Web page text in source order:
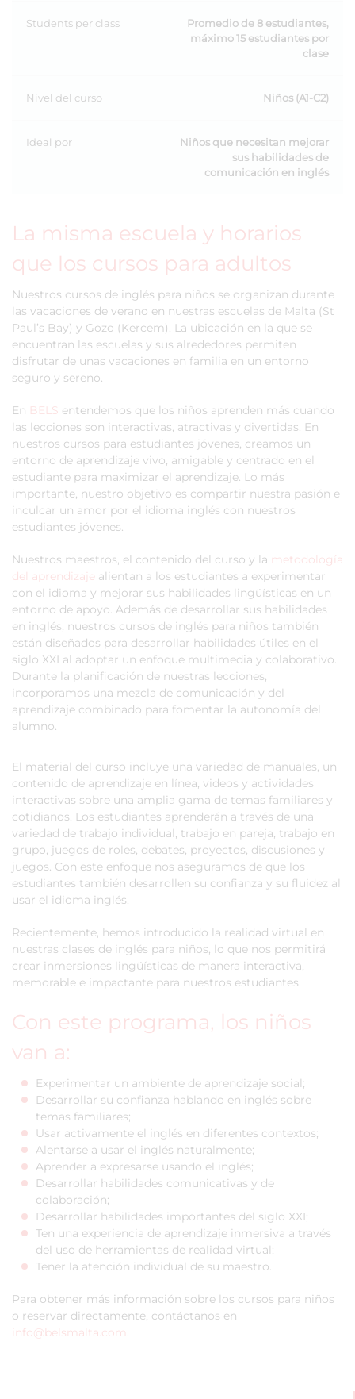
Students per class
Promedio de 8 estudiantes,
máximo 15 estudiantes por
clase
Nivel del curso Niños (A1-C2)
Ideal por
Niños que necesitan mejorar
sus habilidades de
comunicación en inglés
La misma escuela y horarios
que los cursos para adultos
Nuestros cursos de inglés para niños se organizan durante
las vacaciones de verano en nuestras escuelas de Malta (St
Paul’s Bay) y Gozo (Kercem). La ubicación en la que se
encuentran las escuelas y sus alrededores permiten
disfrutar de unas vacaciones en familia en un entorno
seguro y sereno.
En BELS entendemos que los niños aprenden más cuando
las lecciones son interactivas, atractivas y divertidas. En
nuestros cursos para estudiantes jóvenes, creamos un
entorno de aprendizaje vivo, amigable y centrado en el
estudiante para maximizar el aprendizaje. Lo más
importante, nuestro objetivo es compartir nuestra pasión e
inculcar un amor por el idioma inglés con nuestros
estudiantes jóvenes.
Nuestros maestros, el contenido del curso y la metodología
del aprendizaje alientan a los estudiantes a experimentar
con el idioma y mejorar sus habilidades lingüísticas en un
entorno de apoyo. Además de desarrollar sus habilidades
en inglés, nuestros cursos de inglés para niños también
están diseñados para desarrollar habilidades útiles en el
siglo XXI al adoptar un enfoque multimedia y colaborativo.
Durante la planificación de nuestras lecciones,
incorporamos una mezcla de comunicación y del
aprendizaje combinado para fomentar la autonomía del
alumno.
El material del curso incluye una variedad de manuales, un
contenido de aprendizaje en línea, videos y actividades
interactivas sobre una amplia gama de temas familiares y
cotidianos. Los estudiantes aprenderán a través de una
variedad de trabajo individual, trabajo en pareja, trabajo en
grupo, juegos de roles, debates, proyectos, discusiones y
juegos. Con este enfoque nos aseguramos de que los
estudiantes también desarrollen su confianza y su fluidez al
usar el idioma inglés.
Recientemente, hemos introducido la realidad virtual en
nuestras clases de inglés para niños, lo que nos permitirá
crear inmersiones lingüísticas de manera interactiva,
memorable e impactante para nuestros estudiantes.
Con este programa, los niños
van a:
Experimentar un ambiente de aprendizaje social;
Desarrollar su confianza hablando en inglés sobre
temas familiares;
Usar activamente el inglés en diferentes contextos;
Alentarse a usar el inglés naturalmente;
Aprender a expresarse usando el inglés;
Desarrollar habilidades comunicativas y de
colaboración;
Desarrollar habilidades importantes del siglo XXI;
Ten una experiencia de aprendizaje inmersiva a través
del uso de herramientas de realidad virtual;
Tener la atención individual de su maestro.
Para obtener más información sobre los cursos para niños
o reservar directamente, contáctanos en
info@belsmalta.com.